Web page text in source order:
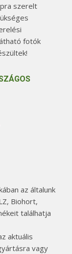
szerelt
fotók
az általunk
Biohort,
találhatja
aktuális
vagy